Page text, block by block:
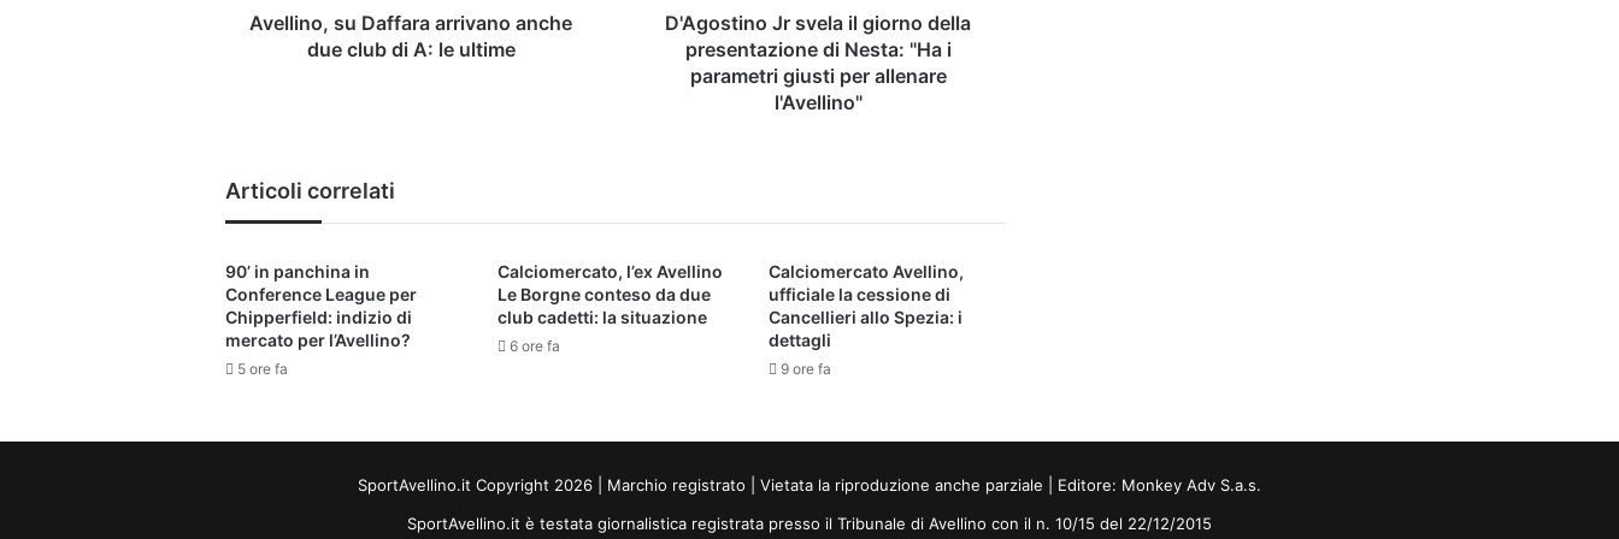
Avellino, su Daffara arrivano anche
due club di A: le ultime
parametri
D'Agostino Jr svela il giorno della
presentazione di Nesta: "Ha i
parametri giusti per allenare
l'Avellino"
Articoli correlati
90’ in panchina in
Conference League per
Chipperfield: indizio di
mercato per l’Avellino?
5 ore fa
Calciomercato, l’ex Avellino
Le Borgne conteso da due
club cadetti: la situazione
6 ore fa
Calciomercato Avellino,
ufficiale la cessione di
Cancellieri allo Spezia: i
dettagli
9 ore fa
SportAvellino.it Copyright 2026 | Marchio registrato | Vietata la riproduzione anche parziale | Editore: Monkey Adv S.a.s.
SportAvellino.it è testata giornalistica registrata presso il Tribunale di Avellino con il n. 10/15 del 22/12/2015